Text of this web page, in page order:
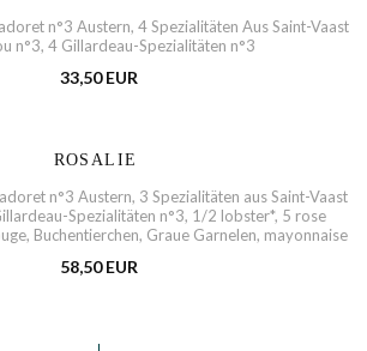
n°3 Austern, 4 Spezialitäten Aus Saint-Vaast
n°3, 4 Gillardeau-Spezialitäten n°3
33,50 EUR
ROSALIE
n°3 Austern, 3 Spezialitäten aus Saint-Vaast
Spezialitäten n°3, 1/2 lobster*, 5 rose
Buchentierchen, Graue Garnelen, mayonnaise
58,50 EUR